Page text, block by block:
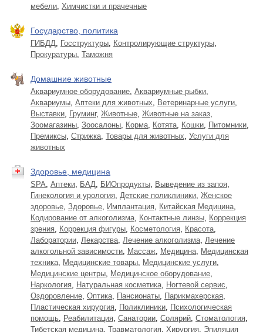
мебели, Химчистки и прачечные
Государство, политика
ГИБДД, Госструктуры, Контролирующие структуры,
Прокуратуры, Таможня
Домашние животные
Аквариумное оборудование, Аквариумные рыбки,
Аквариумы, Аптеки для животных, Ветеринарные услуги,
Выставки, Груминг, Животные, Животные на заказ,
Зоомагазины, Зоосалоны, Корма, Котята, Кошки, Питомники,
Премиксы, Стрижка, Товары для животных, Услуги для
животных
Здоровье, медицина
SPA, Аптеки, БАД, БИОпродукты, Выведение из запоя,
Гинекология и урология, Детские поликлиники, Женское
здоровье, Здоровье, Имплантация, Китайская Медицина,
Кодирование от алкоголизма, Контактные линзы, Коррекция
зрения, Коррекция фигуры, Косметология, Красота,
Лаборатории, Лекарства, Лечение алкоголизма, Лечение
алкогольной зависимости, Массаж, Медицина, Медицинская
техника, Медицинские товары, Медицинские услуги,
Медицинские центры, Медицинское оборудование,
Наркология, Натуральная косметика, Ногтевой сервис,
Оздоровление, Оптика, Пансионаты, Парикмахерская,
Пластическая хирургия, Поликлиники, Психологическая
помощь, Реабилитация, Санатории, Солярий, Стоматология,
Тибетская медицина, Травматология, Хирургия, Эпиляция